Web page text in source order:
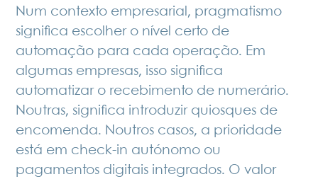
Num contexto empresarial, pragmatismo
significa escolher o nível certo de
automação para cada operação. Em
algumas empresas, isso significa
automatizar o recebimento de numerário.
Noutras, significa introduzir quiosques de
encomenda. Noutros casos, a prioridade
está em check-in autónomo ou
pagamentos digitais integrados. O valor